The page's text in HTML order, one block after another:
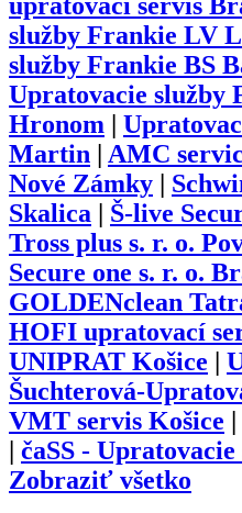
upratovací servis
služby Frankie LV
služby Frankie BS
Upratovacie služby
Hronom
Martin
AMC
Nové Zámky
Skalica
Š-live
Tross plus s. r. o.
Secure one s. r. o.
GOLDENclean
HOFI upratovací
UNIPRAT Košice
Šuchterová-
VMT servis Košice
čaSS -
Zobraziť všetko